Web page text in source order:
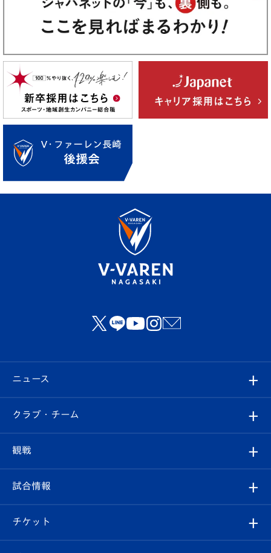
ニュース
すべて
クラブ
試合情報
クラブ・チーム
クラブ概要
エンブレム紹介
観戦
観戦ルール
はじめての観戦ガイド
試合情報
試合日程/結果
チケット